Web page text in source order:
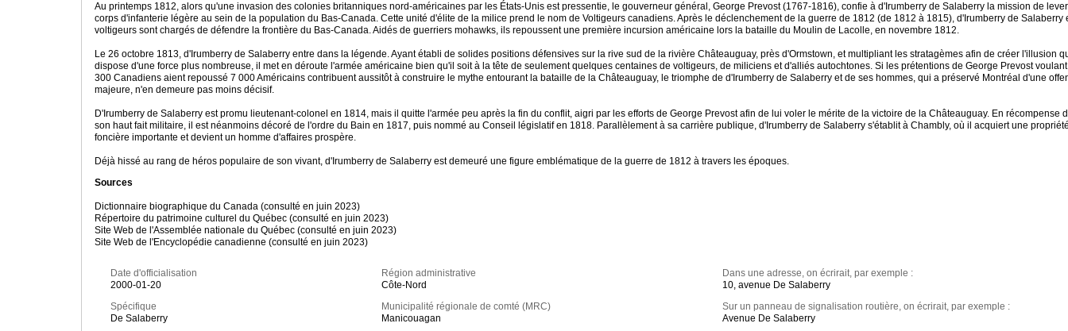
Au printemps 1812, alors qu'une invasion des colonies britanniques nord-américaines par les États-Unis est pressentie, le gouverneur général, George Prevost (1767-1816), confie à d'Irumberry de Salaberry la mission de
corps d'infanterie légère au sein de la population du Bas-Canada. Cette unité d'élite de la milice prend le nom de Voltigeurs canadiens. Après le déclenchement de la guerre de 1812 (de 1812 à 1815), d'Irumberry de Salaberry
voltigeurs sont chargés de défendre la frontière du Bas-Canada. Aidés de guerriers mohawks, ils repoussent une première incursion américaine lors la bataille du Moulin de Lacolle, en novembre 1812.
Le 26 octobre 1813, d'Irumberry de Salaberry entre dans la légende. Ayant établi de solides positions défensives sur la rive sud de la rivière Châteauguay, près d'Ormstown, et multipliant les stratagèmes afin de créer l'illusion
dispose d'une force plus nombreuse, il met en déroute l'armée américaine bien qu'il soit à la tête de seulement quelques centaines de voltigeurs, de miliciens et d'alliés autochtones. Si les prétentions de George Prevost
300 Canadiens aient repoussé 7 000 Américains contribuent aussitôt à construire le mythe entourant la bataille de la Châteauguay, le triomphe de d'Irumberry de Salaberry et de ses hommes, qui a préservé Montréal d'une
majeure, n'en demeure pas moins décisif.
D'Irumberry de Salaberry est promu lieutenant-colonel en 1814, mais il quitte l'armée peu après la fin du conflit, aigri par les efforts de George Prevost afin de lui voler le mérite de la victoire de la Châteauguay. En récompense
son haut fait militaire, il est néanmoins décoré de l'ordre du Bain en 1817, puis nommé au Conseil législatif en 1818. Parallèlement à sa carrière publique, d'Irumberry de Salaberry s'établit à Chambly, où il acquiert une
foncière importante et devient un homme d'affaires prospère.
Déjà hissé au rang de héros populaire de son vivant, d'Irumberry de Salaberry est demeuré une figure emblématique de la guerre de 1812 à travers les époques.
Sources
Dictionnaire biographique du Canada (consulté en juin 2023)
Répertoire du patrimoine culturel du Québec (consulté en juin 2023)
Site Web de l'Assemblée nationale du Québec (consulté en juin 2023)
Site Web de l'Encyclopédie canadienne (consulté en juin 2023)
Date d'officialisation
2000-01-20
Spécifique
De Salaberry
Région administrative
Côte-Nord
Municipalité régionale de comté (MRC)
Manicouagan
Dans une adresse, on écrirait, par exemple :
10, avenue De Salaberry
Sur un panneau de signalisation routière, on écrirait, par exemple :
Avenue De Salaberry